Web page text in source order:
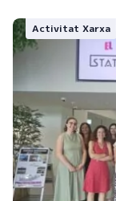
Activitat Xarxa